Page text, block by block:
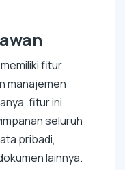
memiliki fitur
manajemen
fitur ini
seluruh
pribadi,
lainnya.